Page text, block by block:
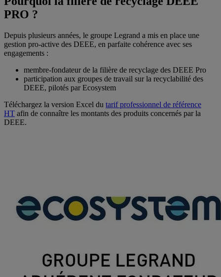
PRO ?
Depuis plusieurs années, le groupe Legrand a mis en place une
gestion pro-active des DEEE, en parfaite cohérence avec ses
engagements :
membre-fondateur de la filière de recyclage des DEEE Pro
participation aux groupes de travail sur la recyclabilité des
DEEE, pilotés par Ecosystem
Téléchargez la version Excel du tarif professionnel de référence
HT afin de connaître les montants des produits concernés par la
DEEE.